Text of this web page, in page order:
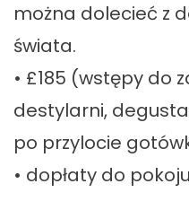
można dolecieć z
świata.
• £185 (wstępy do
destylarni,
po przylocie
• dopłaty do